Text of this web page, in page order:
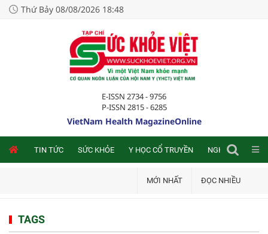
Thứ Bảy 08/08/2026 18:48
E-ISSN 2734 - 9756
P-ISSN 2815 - 6285
VietNam Health MagazineOnline
TIN TỨC SỨC KHỎE Y HỌC CỔ TRUYỀN NGHIÊN CỨU
MỚI NHẤT ĐỌC NHIỀU
TAGS